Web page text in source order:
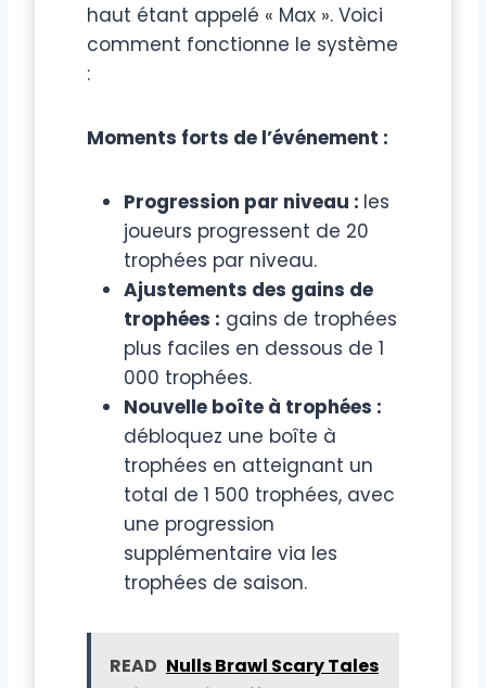
haut étant appelé « Max ». Voici
comment fonctionne le système
:
Moments forts de l’événement :
Progression par niveau : les
joueurs progressent de 20
trophées par niveau.
Ajustements des gains de
trophées : gains de trophées
plus faciles en dessous de 1
000 trophées.
Nouvelle boîte à trophées :
débloquez une boîte à
trophées en atteignant un
total de 1 500 trophées, avec
une progression
supplémentaire via les
trophées de saison.
READ Nulls Brawl Scary Tales